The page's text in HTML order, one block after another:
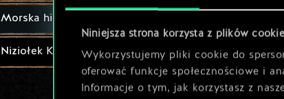
Niniejsza strona korzysta z plików cookie
Wykorzystujemy pliki cookie do
oferować funkcje społecznościowe i
Informacje o tym, jak korzystasz z
Morska hiena
Niziołek Kasiarz x2